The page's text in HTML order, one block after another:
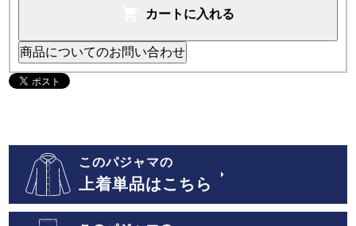
カートに入れる
商品についてのお問い合わせ
このパジャマの
上着単品はこちら